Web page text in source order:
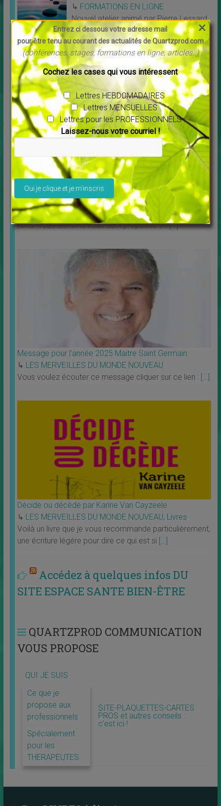
↳ FORMATIONS EN LIGNE
Nouvel atelier animé par Pierre Lessard
Connexion à[…]
Un peu de POSITIF
Découvrez Debowska Productions
↳LES MERVEILLES DU MONDE NOUVEAU
Livres
Profitez de la possibilité de louer ou télécharger les
films. Tous les films vous sont proposés en[…]
Message pour l’année 2025 Maitre Saint Germain
↳ LES MERVEILLES DU MONDE NOUVEAU
Vous voulez écouter ce message cliquer sur ce lien : […]
Décide ou décède par Karine Van Cayzeele
↳ LES MERVEILLES DU MONDE NOUVEAU, Livres
Voilà un livre que je vous recommande particulièrement,
une écriture légére pour dire ce qui est si […]
Accédez à quelques infos DU
SITE ESPACE SANTE BIEN-ÊTRE
QUARTZPROD COMMUNICATION
VOUS PROPOSE
QUI JE SUIS
Ce que je
propose aux
professionnels
Spécialement
pour les
THERAPEUTES
SITE-PLAQUETTES-CARTES
PROS et autres conseils :
c’est ici !
Entrez ci dessous votre adresse mail
pour être tenu au courant des actualités de Quartzprod.com
(conférences, stages, formations en ligne, articles..)
Cochez les cases qui vous intéressent
Lettres HEBDOMADAIRES
Lettres MENSUELLES
Lettres pour les PROFESSIONNELS
Laissez-nous votre courriel !
Veuillez laisser ce champ vide.
×